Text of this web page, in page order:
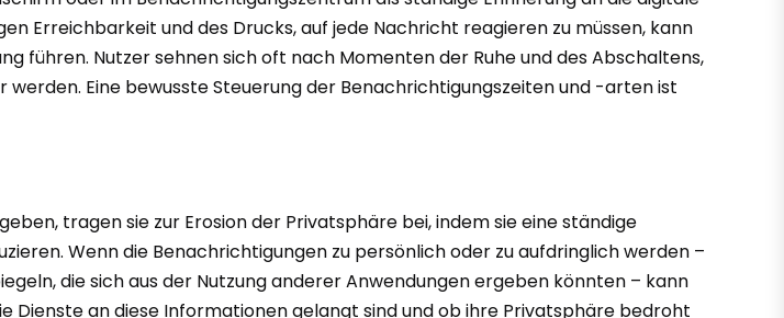
Erreichbarkeit und des Drucks, auf jede Nachricht reagieren zu müssen, kann
führen. Nutzer sehnen sich oft nach Momenten der Ruhe und des Abschaltens,
Eine bewusste Steuerung der Benachrichtigungszeiten und -arten ist
tragen sie zur Erosion der Privatsphäre bei, indem sie eine ständige
Wenn die Benachrichtigungen zu persönlich oder zu aufdringlich werden –
die sich aus der Nutzung anderer Anwendungen ergeben könnten – kann
Dienste an diese Informationen gelangt sind und ob ihre Privatsphäre bedroht